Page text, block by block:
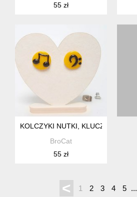
55 zł
KOLCZYKI NUTKI, KLUCZ BASOWY
BroCat
55 zł
< 1 2 3 4 5 ...